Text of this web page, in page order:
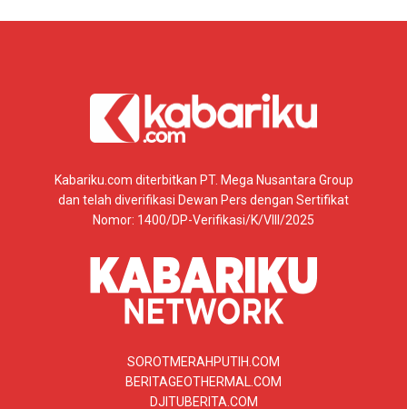
Kabariku.com diterbitkan PT. Mega Nusantara Group
dan telah diverifikasi Dewan Pers dengan Sertifikat
Nomor: 1400/DP-Verifikasi/K/VIII/2025
SOROTMERAHPUTIH.COM
BERITAGEOTHERMAL.COM
DJITUBERITA.COM